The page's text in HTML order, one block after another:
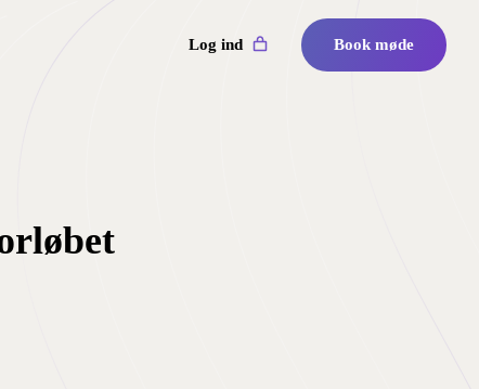
Log ind Book møde